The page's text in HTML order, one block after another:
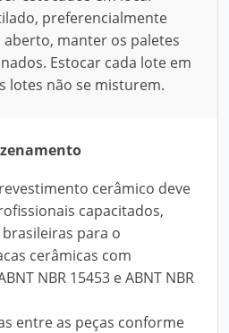
preferencialmente
aberto, manter os paletes
Estocar cada lote em
lotes não se misturem.
cerâmico deve
capacitados,
para o
cerâmicas com
NBR 15453 e ABNT NBR
entre as peças conforme